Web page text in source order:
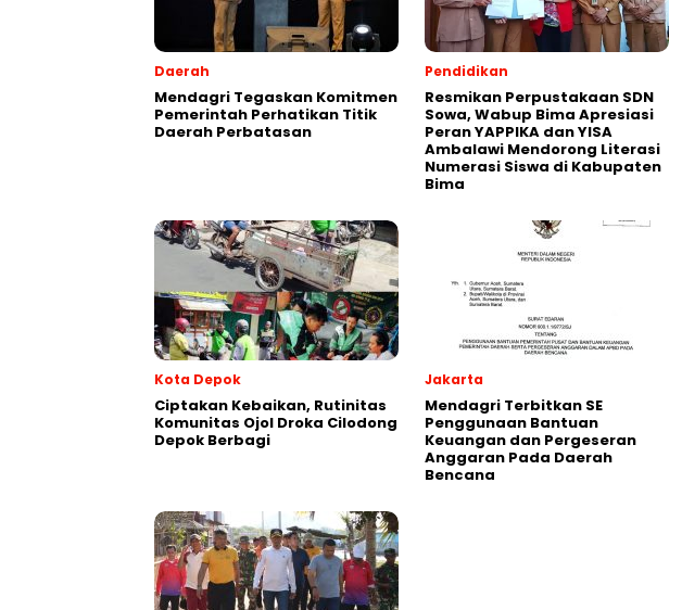
Daerah
Mendagri Tegaskan Komitmen
Pemerintah Perhatikan Titik
Daerah Perbatasan
Pendidikan
Resmikan Perpustakaan SDN
Sowa, Wabup Bima Apresiasi
Peran YAPPIKA dan YISA
Ambalawi Mendorong Literasi
Numerasi Siswa di Kabupaten
Bima
Kota Depok
Ciptakan Kebaikan, Rutinitas
Komunitas Ojol Droka Cilodong
Depok Berbagi
Jakarta
Mendagri Terbitkan SE
Penggunaan Bantuan
Keuangan dan Pergeseran
Anggaran Pada Daerah
Bencana